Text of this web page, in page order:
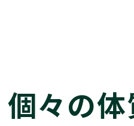
個々の